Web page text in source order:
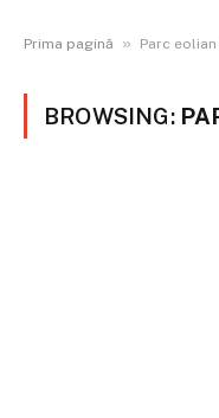
Prima pagină » Parc eolian
BROWSING: